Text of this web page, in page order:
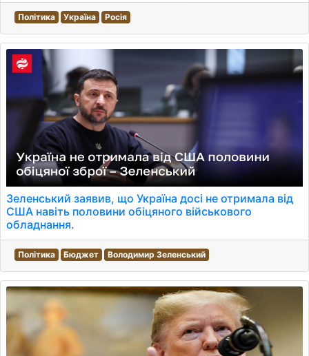
Політика Україна Росія
Зеленський заявив, що Україна досі не отримала від
США навіть половини обіцяного військового
обладнання.
Політика Бюджет Володимир Зеленський